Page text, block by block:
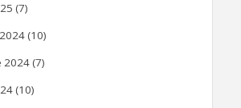
(7)
(10)
2024(7)
(10)